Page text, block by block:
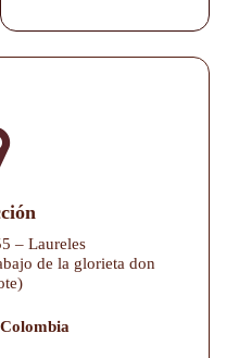
– Laureles
de la glorieta don